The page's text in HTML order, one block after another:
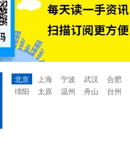
北京 上海 宁波 武汉
合肥
绵阳
太原 温州 舟山 台州